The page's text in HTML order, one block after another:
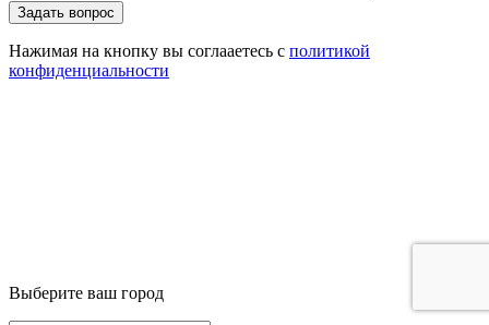
Задать вопрос
Нажимая на кнопку вы соглааетесь с политикой
конфиденциальности
Выберите ваш город